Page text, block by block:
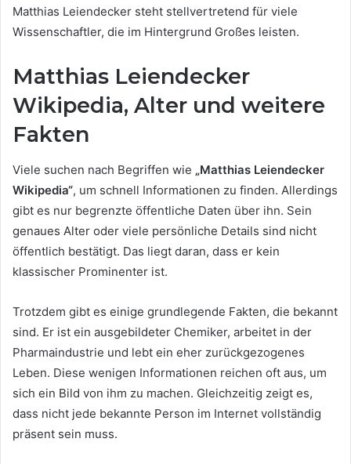
Matthias Leiendecker steht stellvertretend für viele
Wissenschaftler, die im Hintergrund Großes leisten.
Matthias Leiendecker
Wikipedia, Alter und weitere
Fakten
Viele suchen nach Begriffen wie „Matthias Leiendecker
Wikipedia“, um schnell Informationen zu finden. Allerdings
gibt es nur begrenzte öffentliche Daten über ihn. Sein
genaues Alter oder viele persönliche Details sind nicht
öffentlich bestätigt. Das liegt daran, dass er kein
klassischer Prominenter ist.
Trotzdem gibt es einige grundlegende Fakten, die bekannt
sind. Er ist ein ausgebildeter Chemiker, arbeitet in der
Pharmaindustrie und lebt ein eher zurückgezogenes
Leben. Diese wenigen Informationen reichen oft aus, um
sich ein Bild von ihm zu machen. Gleichzeitig zeigt es,
dass nicht jede bekannte Person im Internet vollständig
präsent sein muss.